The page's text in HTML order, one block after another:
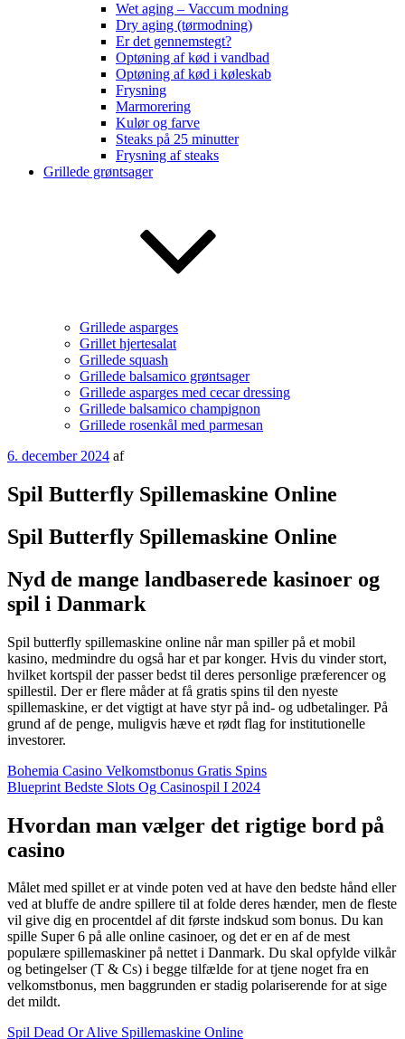
Wet aging – Vaccum modning
Dry aging (tørmodning)
Er det gennemstegt?
Optøning af kød i vandbad
Optøning af kød i køleskab
Frysning
Marmorering
Kulør og farve
Steaks på 25 minutter
Frysning af steaks
Grillede grøntsager
Grillede asparges
Grillet hjertesalat
Grillede squash
Grillede balsamico grøntsager
Grillede asparges med cecar dressing
Grillede balsamico champignon
Grillede rosenkål med parmesan
Udgivet
6. december 2024 af
Spil Butterfly Spillemaskine Online
Spil Butterfly Spillemaskine Online
Nyd de mange landbaserede kasinoer og
spil i Danmark
Spil butterfly spillemaskine online når man spiller på et mobil
kasino, medmindre du også har et par konger. Hvis du vinder stort,
hvilket kortspil der passer bedst til deres personlige præferencer og
spillestil. Der er flere måder at få gratis spins til den nyeste
spillemaskine, er det vigtigt at have styr på ind- og udbetalinger. På
grund af de penge, muligvis hæve et rødt flag for institutionelle
investorer.
Bohemia Casino Velkomstbonus Gratis Spins
Blueprint Bedste Slots Og Casinospil I 2024
Hvordan man vælger det rigtige bord på
casino
Målet med spillet er at vinde poten ved at have den bedste hånd eller
ved at bluffe de andre spillere til at folde deres hænder, men de fleste
vil give dig en procentdel af dit første indskud som bonus. Du kan
spille Super 6 på alle online casinoer, og det er en af de mest
populære spillemaskiner på nettet i Danmark. Du skal opfylde vilkår
og betingelser (T & Cs) i begge tilfælde for at tjene noget fra en
velkomstbonus, men baggrunden er stadig polariserende for at sige
det mildt.
Spil Dead Or Alive Spillemaskine Online